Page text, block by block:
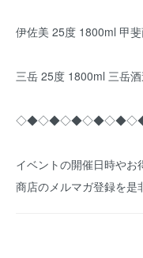
伊佐美 25度 1800ml 甲
三岳 25度 1800ml 三岳
イベントの開催日時や
商店のメルマガ登録を是